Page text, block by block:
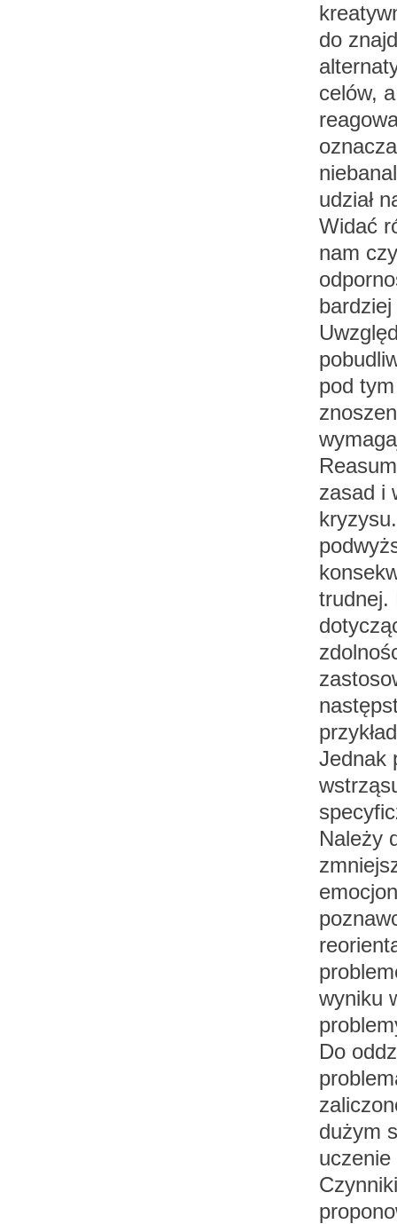
do
celów,
udział
Widać
nam
pod
zasad i
trudnej.
Jednak
Należy
wyniku
Do
dużym